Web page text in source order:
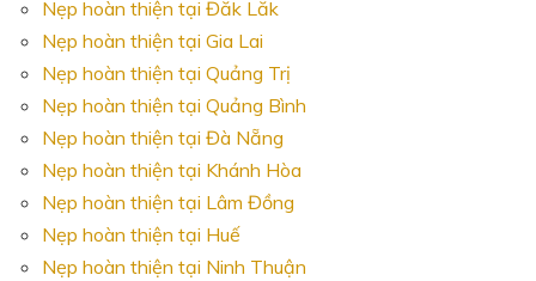
Nẹp hoàn thiện tại Đăk Lăk
Nẹp hoàn thiện tại Gia Lai
Nẹp hoàn thiện tại Quảng Trị
Nẹp hoàn thiện tại Quảng Bình
Nẹp hoàn thiện tại Đà Nẵng
Nẹp hoàn thiện tại Khánh Hòa
Nẹp hoàn thiện tại Lâm Đồng
Nẹp hoàn thiện tại Huế
Nẹp hoàn thiện tại Ninh Thuận